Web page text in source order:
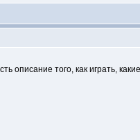
описание того, как играть,